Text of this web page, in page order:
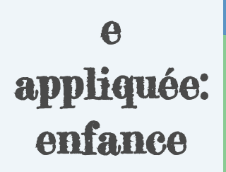
e
appliquée:
enfance